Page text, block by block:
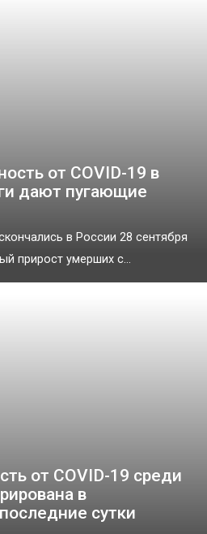
от COVID-19 в
дают пугающие
в России 28 сентября
прирост умерших с...
от COVID-19 среди
в
сутки